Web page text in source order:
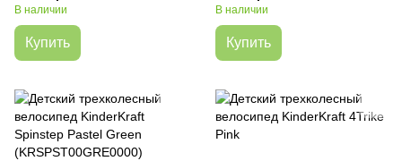
В наличии
Купить
(RSPST00GRY0000)
В наличии
Купить